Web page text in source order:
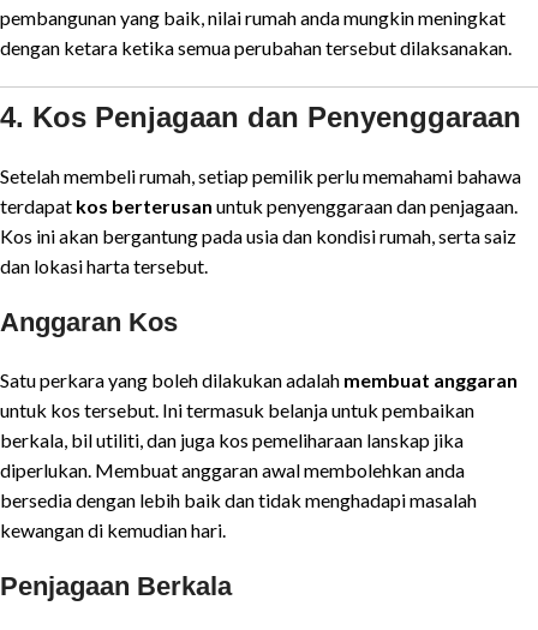
pembangunan yang baik, nilai rumah anda mungkin meningkat
dengan ketara ketika semua perubahan tersebut dilaksanakan.
4. Kos Penjagaan dan Penyenggaraan
Setelah membeli rumah, setiap pemilik perlu memahami bahawa
terdapat kos berterusan untuk penyenggaraan dan penjagaan.
Kos ini akan bergantung pada usia dan kondisi rumah, serta saiz
dan lokasi harta tersebut.
Anggaran Kos
Satu perkara yang boleh dilakukan adalah membuat anggaran
untuk kos tersebut. Ini termasuk belanja untuk pembaikan
berkala, bil utiliti, dan juga kos pemeliharaan lanskap jika
diperlukan. Membuat anggaran awal membolehkan anda
bersedia dengan lebih baik dan tidak menghadapi masalah
kewangan di kemudian hari.
Penjagaan Berkala